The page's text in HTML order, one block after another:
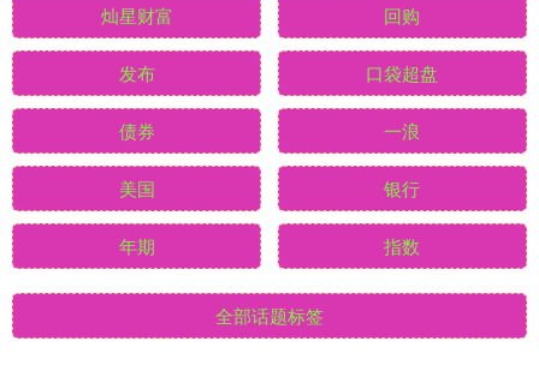
灿星财富 回购
发布 口袋超盘
债券 一浪
美国 银行
年期 指数
全部话题标签